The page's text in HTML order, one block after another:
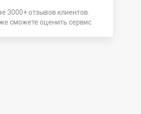
3000+ отзывов клиентов.
сможете оценить сервис.